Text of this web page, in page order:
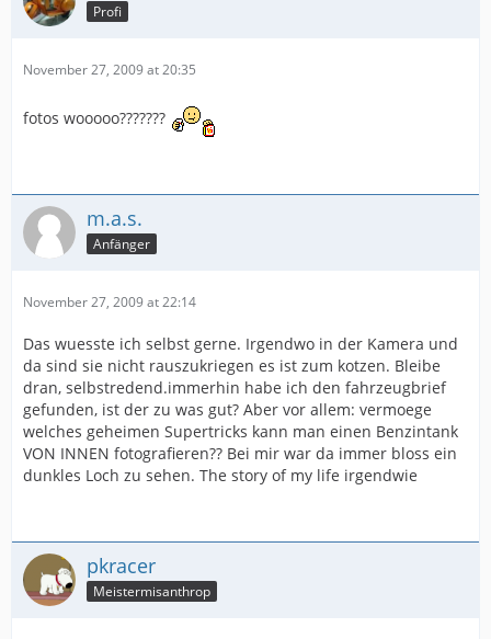
Profi
November 27, 2009 at 20:35
fotos wooooo???????
m.a.s.
Anfänger
November 27, 2009 at 22:14
Das wuesste ich selbst gerne. Irgendwo in der Kamera und
da sind sie nicht rauszukriegen es ist zum kotzen. Bleibe
dran, selbstredend.immerhin habe ich den fahrzeugbrief
gefunden, ist der zu was gut? Aber vor allem: vermoege
welches geheimen Supertricks kann man einen Benzintank
VON INNEN fotografieren?? Bei mir war da immer bloss ein
dunkles Loch zu sehen. The story of my life irgendwie
pkracer
Meistermisanthrop